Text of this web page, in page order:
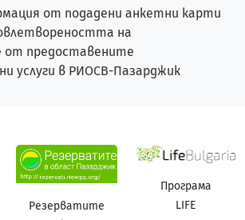
от подадени анкетни карти
на
предоставените
услуги в РИОСВ-Пазарджик
Резерватите
Програма
LIFE